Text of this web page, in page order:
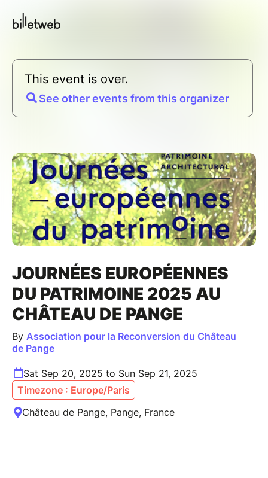
This event is over.
See other events from this organizer
JOURNÉES EUROPÉENNES
DU PATRIMOINE 2025 AU
CHÂTEAU DE PANGE
By Association pour la Reconversion du Château
de Pange
Sat Sep 20, 2025 to Sun Sep 21, 2025
Timezone : Europe/Paris
Château de Pange, Pange, France